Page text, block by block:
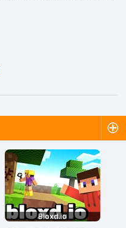
Bloxd.io